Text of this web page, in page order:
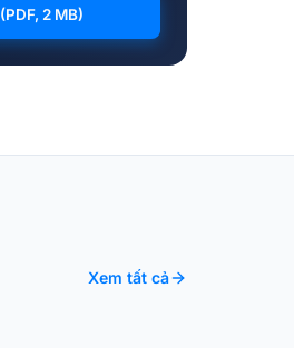
(PDF, 2 MB)
Xem tất cả